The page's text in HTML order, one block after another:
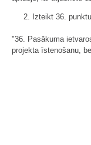
2. Izteikt 36.
"36. Pasākuma
projekta īstenošanu,